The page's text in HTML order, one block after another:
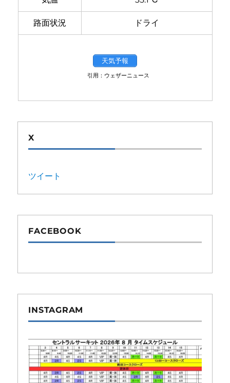
路面状況 ドライ
天気予報
引用：ウェザーニュース
X
ツイート
FACEBOOK
INSTAGRAM